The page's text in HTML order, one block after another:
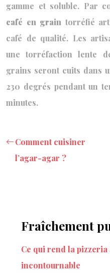
gamme et soluble. Par
café en grain torréfié
café de qualité. Les
une torréfaction lente
grains seront cuits dans
230 degrés pendant un
minutes.
Comment cuisiner
l’agar-agar ?
Fraîchement
Ce qui rend la pizzeria
incontournable